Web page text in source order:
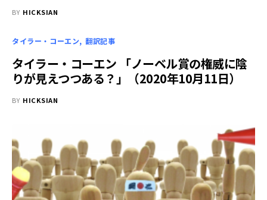
BY HICKSIAN
タイラー・コーエン 翻訳記事
タイラー・コーエン 「ノーベル賞の権威に陰
りが見えつつある？」（2020年10月11日）
BY HICKSIAN